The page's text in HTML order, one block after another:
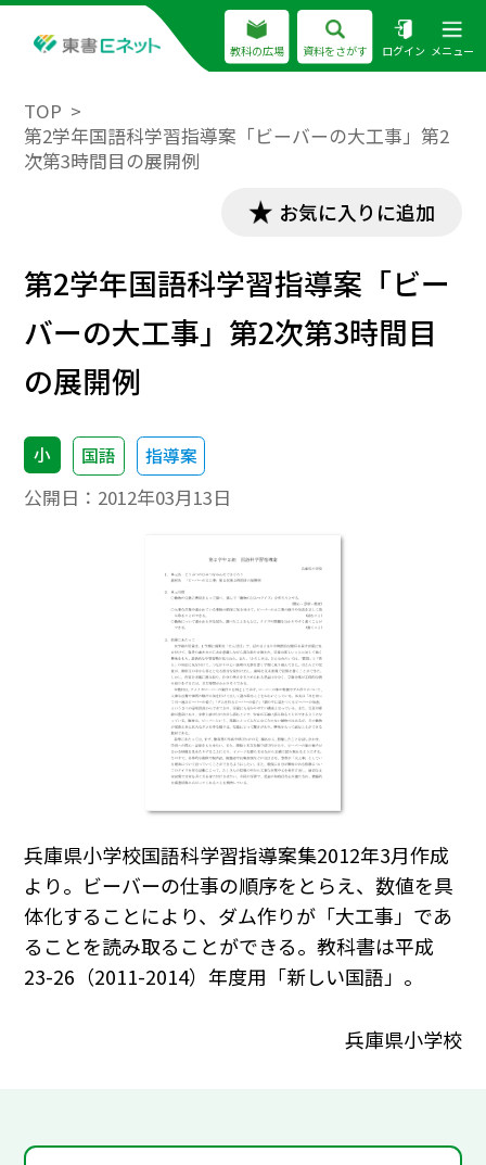
教科の広場 資料をさがす ログイン メニュー
TOP
第2学年国語科学習指導案「ビーバーの大工事」第2
次第3時間目の展開例
お気に入りに追加
第2学年国語科学習指導案「ビー
バーの大工事」第2次第3時間目
の展開例
小 国語 指導案
公開日： 2012年03月13日
兵庫県小学校国語科学習指導案集2012年3月作成
より。ビーバーの仕事の順序をとらえ、数値を具
体化することにより、ダム作りが「大工事」であ
ることを読み取ることができる。教科書は平成
23-26（2011-2014）年度用「新しい国語」。
兵庫県小学校